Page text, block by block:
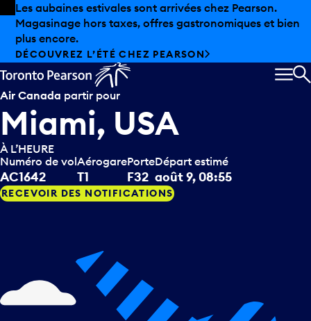
Skip to offers
Passer au contenu principal
Les aubaines estivales sont arrivées chez Pearson.
Magasinage hors taxes, offres gastronomiques et bien
plus encore.
DÉCOUVREZ L’ÉTÉ CHEZ PEARSON
Air Canada partir pour
Miami, USA
À L’HEURE
Numéro de vol
AC1642
Aérogare
T1
Porte
F32
Départ estimé
août 9, 08:55
RECEVOIR DES NOTIFICATIONS